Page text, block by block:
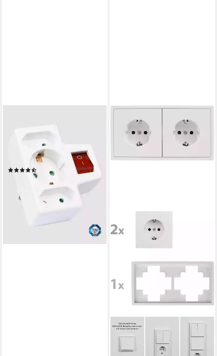
Steckdosenadapter 3-Fach - 1
Schuko/2 Euro IP20
Mehrfachsteckdose
8,99 €
lieferbar - in 4-5 Werktagen bei dir
MCPOWER
Steckdose Steckdosen-Set,
SHALLOW, Beginner 2S Profi,